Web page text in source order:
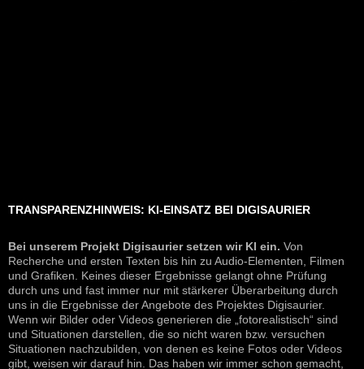
TRANSPARENZHINWEIS: KI-EINSATZ BEI DIGISAURIER
Bei unserem Projekt Digisaurier setzen wir KI ein. Von
Recherche und ersten Texten bis hin zu Audio-Elementen, Filmen
und Grafiken. Keines dieser Ergebnisse gelangt ohne Prüfung
durch uns und fast immer nur mit stärkerer Überarbeitung durch
uns in die Ergebnisse der Angebote des Projektes Digisaurier.
Wenn wir Bilder oder Videos generieren die „fotorealistisch“ sind
und Situationen darstellen, die so nicht waren bzw. versuchen
Situationen nachzubilden, von denen es keine Fotos oder Videos
gibt, weisen wir darauf hin. Das haben wir immer schon gemacht,